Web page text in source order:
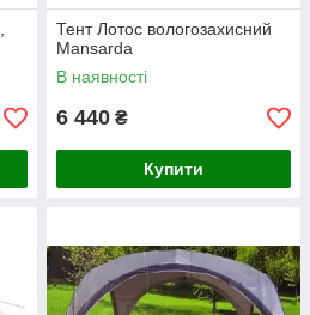
Тент Лотос вологозахисний
Mansarda
В наявності
6 440 ₴
Купити